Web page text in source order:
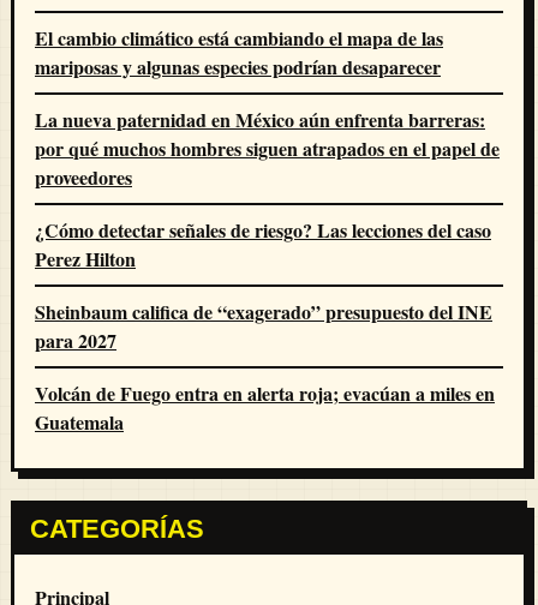
El cambio climático está cambiando el mapa de las
mariposas y algunas especies podrían desaparecer
La nueva paternidad en México aún enfrenta barreras:
por qué muchos hombres siguen atrapados en el papel de
proveedores
¿Cómo detectar señales de riesgo? Las lecciones del caso
Perez Hilton
Sheinbaum califica de “exagerado” presupuesto del INE
para 2027
Volcán de Fuego entra en alerta roja; evacúan a miles en
Guatemala
CATEGORÍAS
Principal